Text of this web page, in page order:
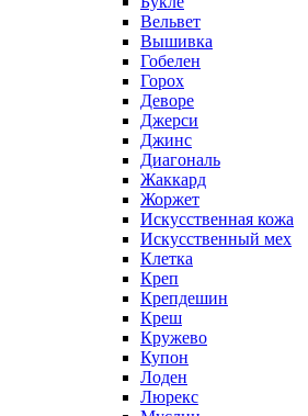
Вельвет
Вышивка
Гобелен
Горох
Деворе
Джерси
Джинс
Диагональ
Жаккард
Жоржет
Искусственная кожа
Искусственный мех
Клетка
Креп
Крепдешин
Креш
Кружево
Купон
Лоден
Люрекс